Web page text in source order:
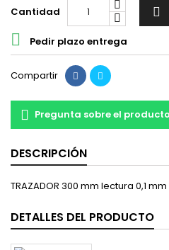
Cantidad 
 Pedir plazo entrega
Compartir
Pregunta sobre el
DESCRIPCIÓN
TRAZADOR 300 mm lectura 0,1 mm
DETALLES DEL PRODUCTO